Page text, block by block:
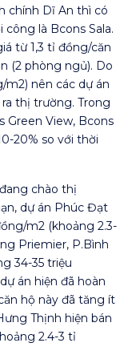
chính Dĩ An thì có
là Bcons Sala.
từ 1,3 tỉ đồng/căn
(2 phòng ngủ). Do
nên các dự án
thị trường. Trong
Green View, Bcons
20% so với thời
chào thị
dự án Phúc Đạt
m2 (khoảng 2.3-
Priemier, P.Bình
34-35 triệu
án hiện đã hoàn
hộ này đã tăng ít
Thịnh hiện bán
2.4-3 tỉ